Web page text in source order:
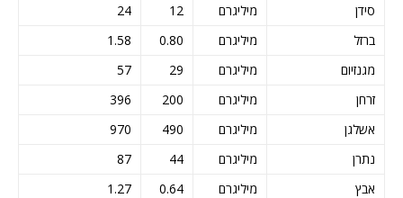
סידן
מיליגרם 12
24
ברזל
מיליגרם 0.80
1.58
מגנזיום
מיליגרם 29
57
זרחן
מיליגרם 200
396
אשלגן
מיליגרם 490
970
נתרן
מיליגרם 44
87
אבץ
מיליגרם 0.64
1.27